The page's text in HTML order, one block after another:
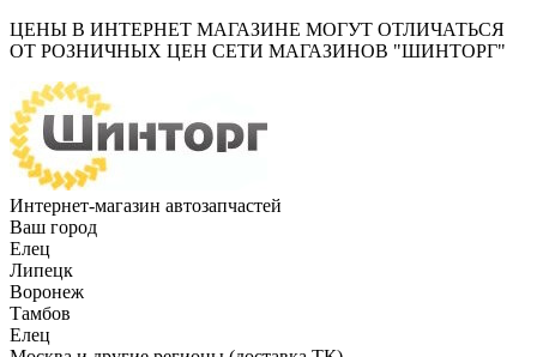
ЦЕНЫ В ИНТЕРНЕТ МАГАЗИНЕ МОГУТ ОТЛИЧАТЬСЯ
ОТ РОЗНИЧНЫХ ЦЕН СЕТИ МАГАЗИНОВ "ШИНТОРГ"
Интернет-магазин автозапчастей
Ваш город
Елец
Липецк
Воронеж
Тамбов
Елец